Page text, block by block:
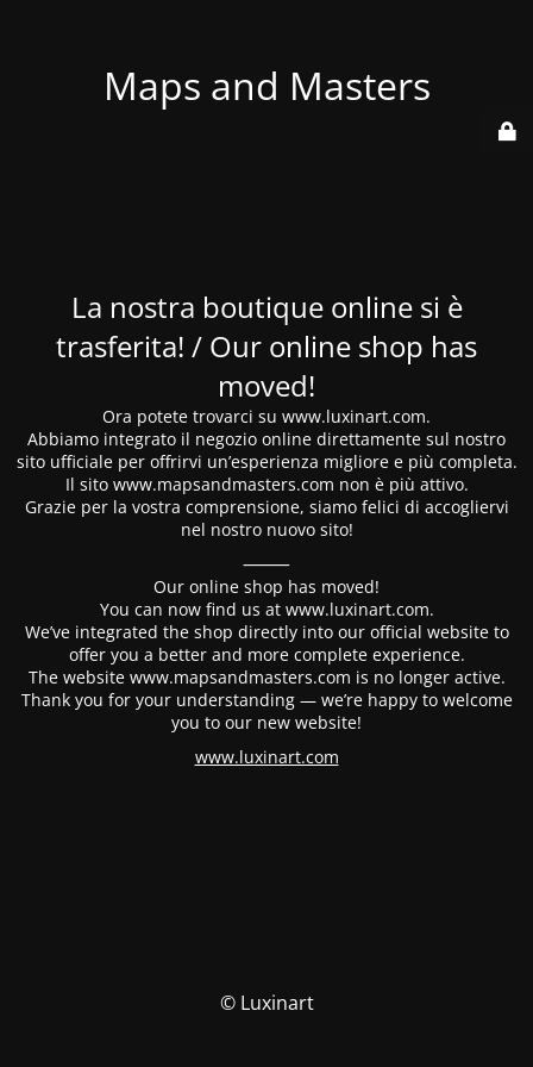
Maps and Masters
La nostra boutique online si è
trasferita! / Our online shop has
moved!
Ora potete trovarci su www.luxinart.com.
Abbiamo integrato il negozio online direttamente sul nostro
sito ufficiale per offrirvi un’esperienza migliore e più completa.
Il sito www.mapsandmasters.com non è più attivo.
Grazie per la vostra comprensione, siamo felici di accogliervi
nel nostro nuovo sito!
⸻
Our online shop has moved!
You can now find us at www.luxinart.com.
We’ve integrated the shop directly into our official website to
offer you a better and more complete experience.
The website www.mapsandmasters.com is no longer active.
Thank you for your understanding — we’re happy to welcome
you to our new website!
www.luxinart.com
© Luxinart